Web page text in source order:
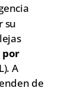
su
por
A
de